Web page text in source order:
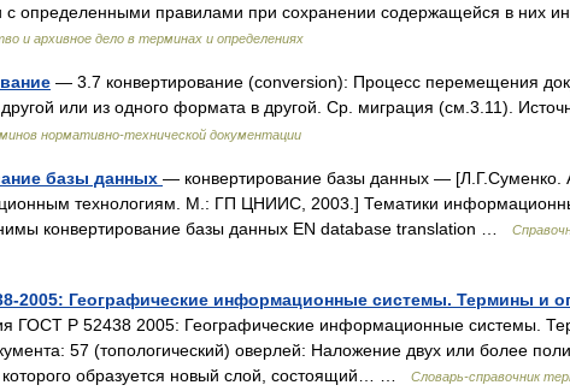
с определенными правилами при сохранении содержащейся в них
и архивное дело в терминах и определениях
— 3.7 конвертирование (conversion): Процесс перемещения
или из одного формата в другой. Ср. миграция (см.3.11).
нормативно-технической документации
базы данных — конвертирование базы данных — [Л.Г.Суменко.
технологиям. М.: ГП ЦНИИС, 2003.] Тематики
конвертирование базы данных EN database translation …
2005: Географические информационные системы. Термины и
ГОСТ Р 52438 2005: Географические информационные системы.
57 (топологический) оверлей: Наложение двух или более
которого образуется новый слой, состоящий… …
Словарь-справочник